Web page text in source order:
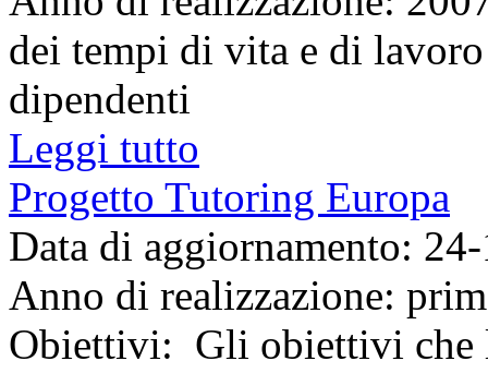
dei tempi di vita e di
dipendenti
Leggi tutto
Progetto Tutoring Europa
Data di aggiornamento:
Anno di realizzazione:
Obiettivi: Gli obiettivi che